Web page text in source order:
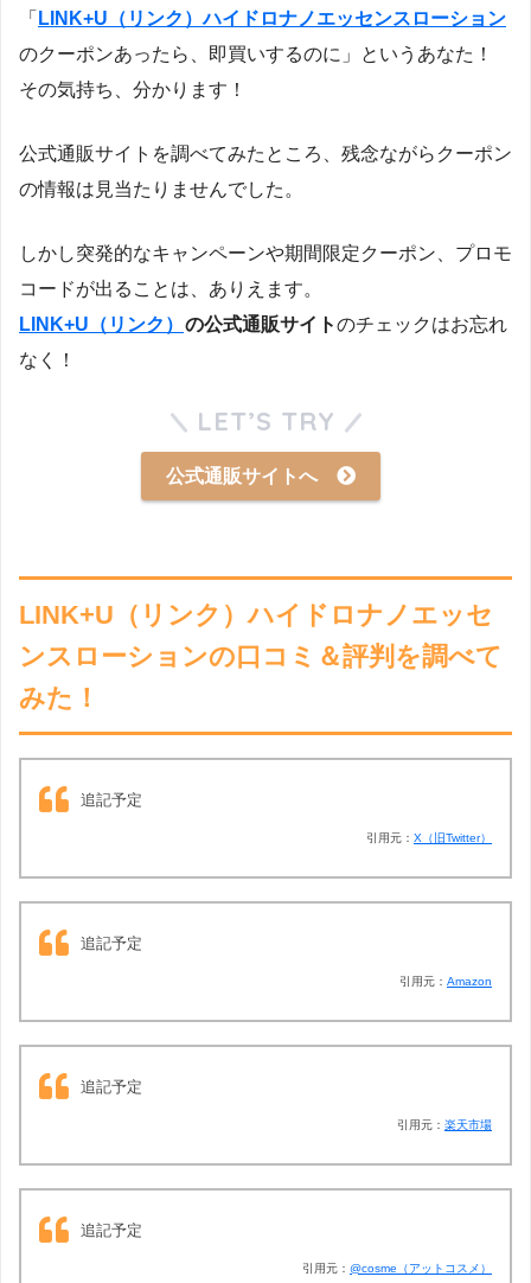
「 LINK+U（リンク）ハイドロナノエッセンスローション
のクーポンあったら、即買いするのに」というあなた！
その気持ち、分かります！
公式通販サイトを調べてみたところ、残念ながらクーポン
の情報は見当たりませんでした。
しかし突発的なキャンペーンや期間限定クーポン、プロモ
コードが出ることは、ありえます。
LINK+U（リンク） の公式通販サイトのチェックはお忘れ
なく！
LET’S TRY
公式通販サイトへ
LINK+U（リンク）ハイドロナノエッセ
ンスローションの口コミ＆評判を調べて
みた！
追記予定
引用元： X（旧Twitter）
追記予定
引用元： Amazon
追記予定
引用元： 楽天市場
追記予定
引用元： @cosme（アットコスメ）